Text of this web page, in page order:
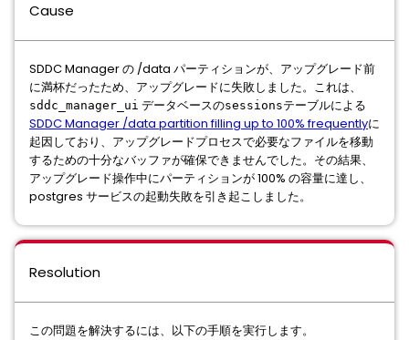
Cause
SDDC Manager の /data パーティションが、アップグレード前
に満杯だったため、アップグレードに失敗しました。これは、
sddc_manager_ui データベースのsessionsテーブルによる
SDDC Manager /data partition filling up to 100% frequentlyに
起因しており、アップグレードプロセスで必要なファイルを移動
するための十分なバッファが確保できませんでした。その結果、
アップグレード操作中にパーティションが 100% の容量に達し、
postgres サービスの起動失敗を引き起こしました。
Resolution
この問題を解決するには、以下の手順を実行します。